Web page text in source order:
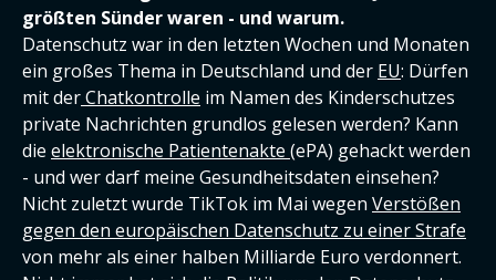
größten Sünder waren - und warum.
Datenschutz war in den letzten Wochen und Monaten
ein großes Thema in Deutschland und der EU: Dürfen
mit derChatkontrolle im Namen des Kinderschutzes
private Nachrichten grundlos gelesen werden? Kann
die elektronische Patientenakte (ePA) gehackt werden
- und wer darf meine Gesundheitsdaten einsehen?
Nicht zuletzt wurde TikTok im Mai wegen Verstößen
gegen den europäischen Datenschutz zu einer Strafe
von mehr als einer halben Milliarde Euro verdonnert.